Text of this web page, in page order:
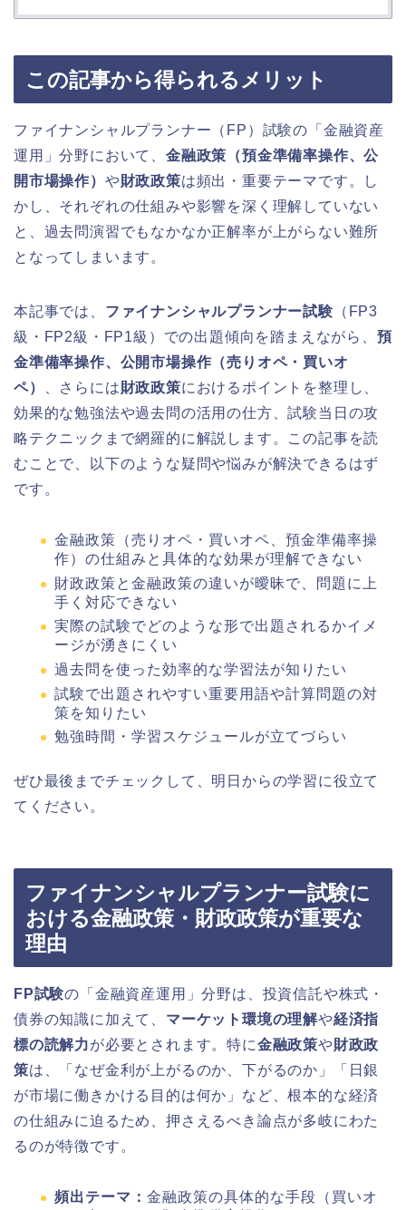
この記事から得られるメリット
ファイナンシャルプランナー（FP）試験の「金融資産
運用」分野において、 金融政策（預金準備率操作、公
開市場操作） や財政政策は頻出・重要テーマです。し
かし、それぞれの仕組みや影響を深く理解していない
と、過去問演習でもなかなか正解率が上がらない難所
となってしまいます。
本記事では、 ファイナンシャルプランナー試験 （FP3
級・FP2級・FP1級）での出題傾向を踏まえながら、 預
金準備率操作、公開市場操作（売りオペ・買いオ
ペ）
、さらには財政政策におけるポイントを整理し、
効果的な勉強法や過去問の活用の仕方、試験当日の攻
略テクニックまで網羅的に解説します。この記事を読
むことで、以下のような疑問や悩みが解決できるはず
です。
金融政策（売りオペ・買いオペ、預金準備率操
作）の仕組みと具体的な効果が理解できない
財政政策と金融政策の違いが曖昧で、問題に上
手く対応できない
実際の試験でどのような形で出題されるかイメ
ージが湧きにくい
過去問を使った効率的な学習法が知りたい
試験で出題されやすい重要用語や計算問題の対
策を知りたい
勉強時間・学習スケジュールが立てづらい
ぜひ最後までチェックして、明日からの学習に役立て
てください。
ファイナンシャルプランナー試験に
おける金融政策・財政政策が重要な
理由
FP試験の「金融資産運用」分野は、投資信託や株式・
債券の知識に加えて、 マーケット環境の理解や経済指
標の読解力が必要とされます。特に金融政策や財政政
策は、「なぜ金利が上がるのか、下がるのか」「日銀
が市場に働きかける目的は何か」など、根本的な経済
の仕組みに迫るため、押さえるべき論点が多岐にわた
るのが特徴です。
頻出テーマ： 金融政策の具体的な手段（買いオ